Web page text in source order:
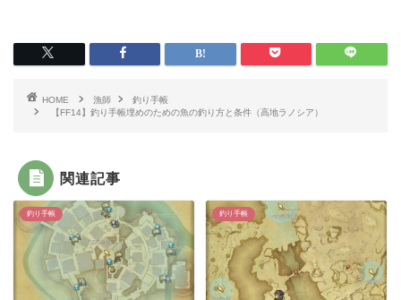
HOME 漁師
釣り手帳
【FF14】釣り手帳埋めのための魚の釣り方と条件（高地ラノシア）
関連記事
釣り手帳 釣り手帳